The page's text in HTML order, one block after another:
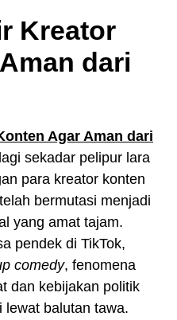
Kreator
dari
Agar Aman dari
sekadar pelipur lara
para kreator konten
bermutasi menjadi
yang amat tajam.
pendek di TikTok,
comedy, fenomena
dan kebijakan politik
lewat balutan tawa.